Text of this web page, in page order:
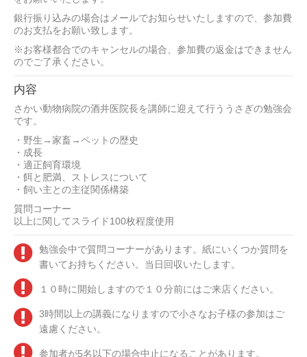
銀行振り込みの場合はメールでお知らせいたしますので、参加費
のお支払をお願い致します。
※お客様都合でのキャンセルの場合、参加費の返金はできません
のでご了承ください。
内容
さかい動物病院の酒井医院長を講師に迎えて行ううさぎの勉強会
です。
・野生→家畜→ペットの歴史
・成長
・適正飼育環境
・餌と肥満、ストレスについて
・飼い主との主従関係構築
質問コーナー
以上に関してスライド100枚程度使用
勉強会中で質問コーナーがあります。紙にいくつか質問を
書いてお持ちください。当日回収いたします。
１０時に開始しますので１０分前にはご来店ください。
3時間以上の講義になりますので小さなお子様の参加はご
遠慮ください。
参加者が5名以下の場合中止になることがあります。